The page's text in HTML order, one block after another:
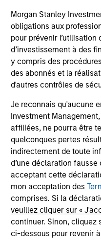
Morgan Stanley
obligations aux
pour prévenir l’utilisation
d’investissement à des
y compris des
des abonnés et la
d'autres contrôles de
Je reconnais qu'aucune
Investment
affiliées, ne pourra être
quelconques pertes
indirectement de toute
d’une déclaration fausse
acceptant cette
mon acceptation des
comprises. Si la
veuillez cliquer sur «
continuer. Sinon, cliquez
ci-dessous pour revenir
less distinct. Learn
investment teams
portfolio construction,
where they see
investors.
03-AUG-2026
May not represent all
The information on this
purposes only. The
not constitute and
offering of advisory
solicitation of an offer to
jurisdiction in which